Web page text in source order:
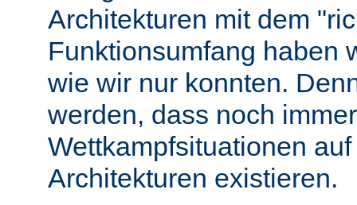
Architekturen mit dem
Funktionsumfang haben
wie wir nur konnten.
werden, dass noch immer
Wettkampfsituationen
Architekturen existieren.